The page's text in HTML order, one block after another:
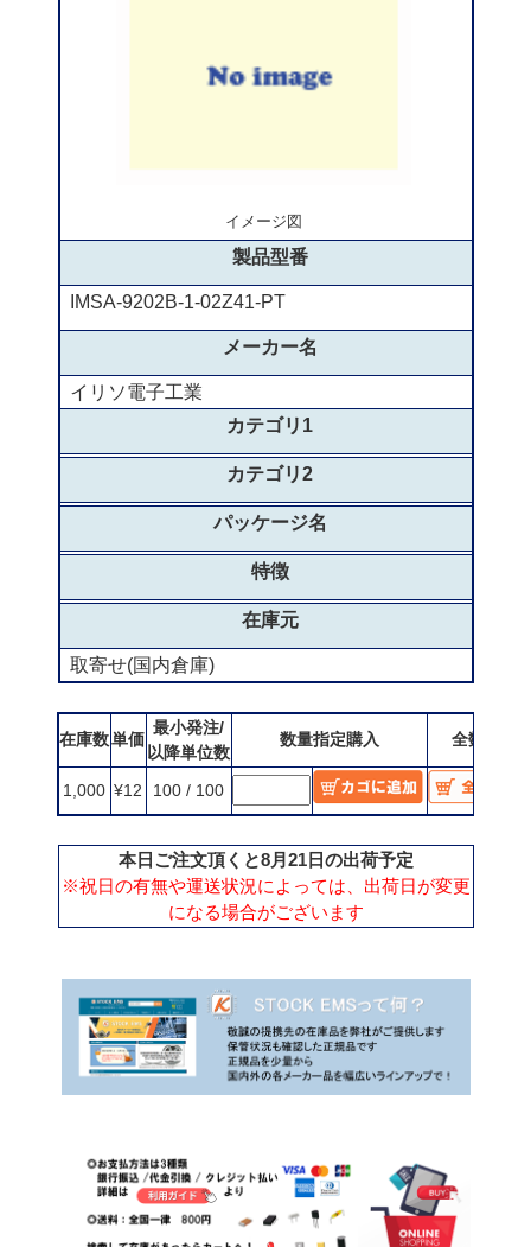
イメージ図
製品型番
IMSA-9202B-1-02Z41-PT
メーカー名
イリソ電子工業
カテゴリ1
カテゴリ2
パッケージ名
特徴
在庫元
取寄せ(国内倉庫)
在庫数単価
最小発注/
以降単位数
数量指定購入 全数購入
1,000 ¥12 100 / 100
本日ご注文頂くと8月21日の出荷予定
※祝日の有無や運送状況によっては、出荷日が変更
になる場合がございます